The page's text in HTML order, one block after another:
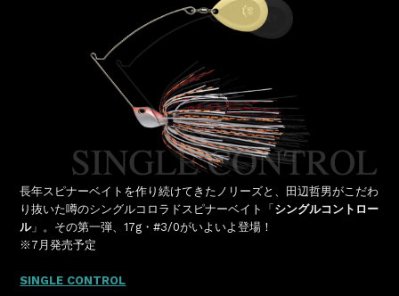
長年スピナーベイトを作り続けてきたノリーズと、田辺哲男がこだわ
り抜いた噂のシングルコロラドスピナーベイト「 シングルコントロー
ル」。その第一弾、17g・#3/0がいよいよ登場！
※7月発売予定
SINGLE CONTROL